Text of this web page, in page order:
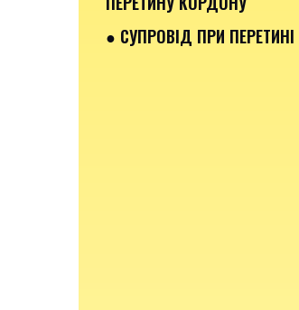
● СУПРОВІД ПРИ